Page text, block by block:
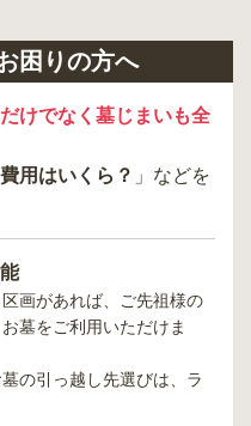
困りの方へ
けでなく墓じまいも全
費用はいくら？ 」などを
画があれば、ご先祖様の
墓をご利用いただけま
の引っ越し先選びは、ラ